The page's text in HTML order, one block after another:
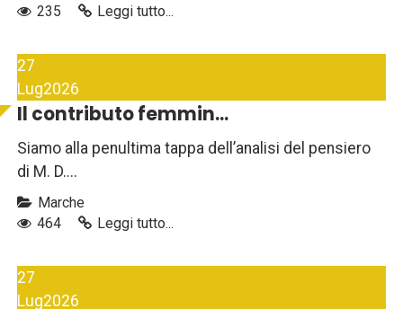
235
Leggi tutto...
27
Lug2026
Il contributo femmin...
Siamo alla penultima tappa dell’analisi del pensiero
di M. D....
Marche
464
Leggi tutto...
27
Lug2026